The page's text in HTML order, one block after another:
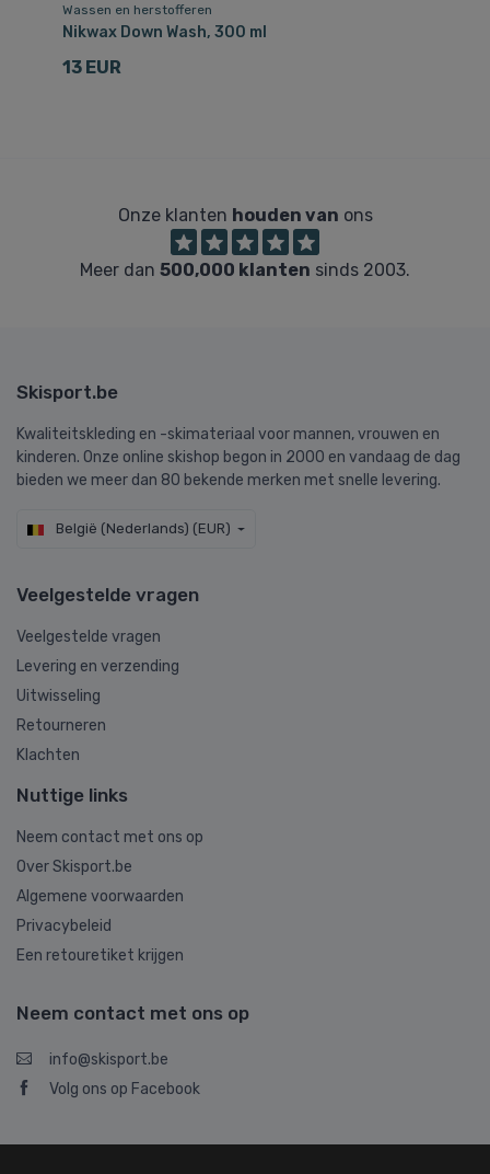
Wassen en herstofferen
Nikwax Down Wash, 300 ml
13 EUR
Onze klanten houden van ons
Meer dan 500,000 klanten sinds 2003.
Skisport.be
Kwaliteitskleding en -skimateriaal voor mannen, vrouwen en
kinderen. Onze online skishop begon in 2000 en vandaag de dag
bieden we meer dan 80 bekende merken met snelle levering.
België (Nederlands) (EUR)
Veelgestelde vragen
Veelgestelde vragen
Levering en verzending
Uitwisseling
Retourneren
Klachten
Nuttige links
Neem contact met ons op
Over Skisport.be
Algemene voorwaarden
Privacybeleid
Een retouretiket krijgen
Neem contact met ons op
info@skisport.be
Volg ons op Facebook